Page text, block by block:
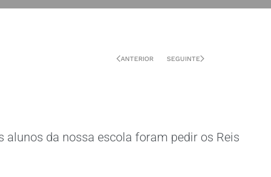
ANTERIOR SEGUINTE
alunos da nossa escola foram pedir os Reis